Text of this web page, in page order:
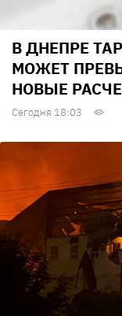
В ДНЕПРЕ
МОЖЕТ
НОВЫЕ
Сегодня 18:03